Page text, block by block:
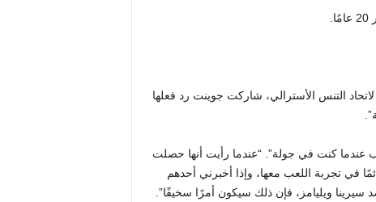
التنس الأسترالي، شاركت جوينت رد فعلها
عندما كنت في جولة”. “عندما رأيت أنها حصلت
في تجربة اللعب معها، وإذا أخبرني أحدهم